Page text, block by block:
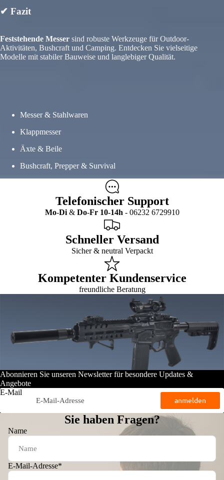
✔ Fazit
Feststehende Messer sind robuste Werkzeuge für Outdoor-
Aktivitäten, Bushcraft und Camping. Entdecken Sie vielseitige
Modelle mit stabiler Bauweise und langlebiger Qualität.
Messer & Stahlwaren
Klappmesser
Äxte & Beile
Bushcraft, Prepper & Survival
Telefonischer Support
Mo-Di& Do-Fr 10-14h - 06232 6729910
Schneller Versand
Sicher & neutral Verpackt
Kompetenter Kundenservice
freundliche Beratung
Abonnieren Sie unseren Newsletter für besondere Updates &
Angebote
E-Mail
anmelden
Sie haben Fragen?
Name
E-Mail-Adresse*